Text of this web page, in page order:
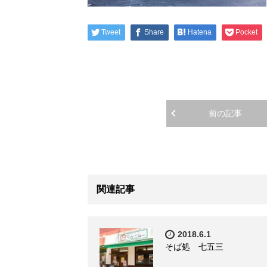
Tweet Share Hatena Pocket
前の記事
関連記事
2018.6.1
そば処 七五三